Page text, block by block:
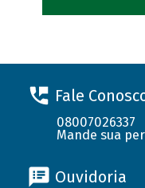
Fale
08007026337
Mande sua
Ouvidoria